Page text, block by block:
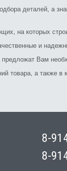
деталей, а
на которых
и
Вам
товара, а также в
8-
8-